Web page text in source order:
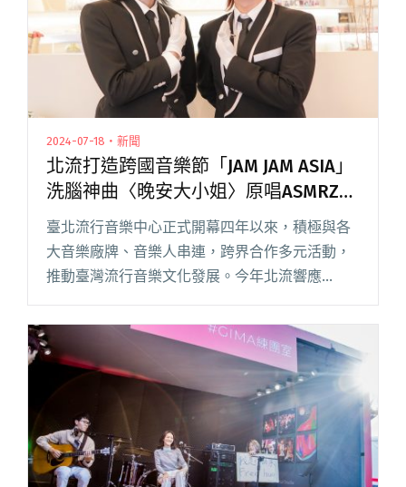
2024-07-18・新聞
北流打造跨國音樂節「JAM JAM ASIA」
洗腦神曲〈晚安大小姐〉原唱ASMRZ首
度訪台！
臺北流行音樂中心正式開幕四年以來，積極與各
大音樂廠牌、音樂人串連，跨界合作多元活動，
推動臺灣流行音樂文化發展。今年北流響應
月 7、8 日首次打造第一個以亞洲音樂交流為目標
的「閱讀全文 "北流打造跨國音樂節「JAM JAM
ASIA」洗腦神曲〈晚安大小姐〉原唱ASMRZ首度